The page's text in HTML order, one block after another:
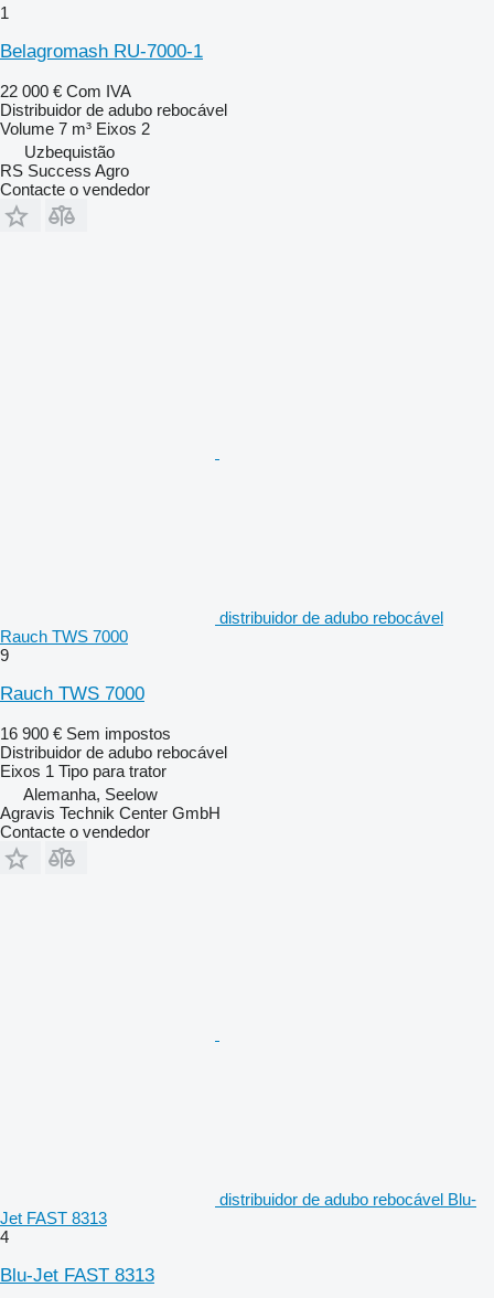
1
Belagromash RU-7000-1
22 000 € Com IVA
Distribuidor de adubo rebocável
Volume 7 m³ Eixos 2
Uzbequistão
RS Success Agro
Contacte o vendedor
distribuidor de adubo rebocável
Rauch TWS 7000
9
Rauch TWS 7000
16 900 € Sem impostos
Distribuidor de adubo rebocável
Eixos 1 Tipo para trator
Alemanha, Seelow
Agravis Technik Center GmbH
Contacte o vendedor
distribuidor de adubo rebocável Blu-
Jet FAST 8313
4
Blu-Jet FAST 8313